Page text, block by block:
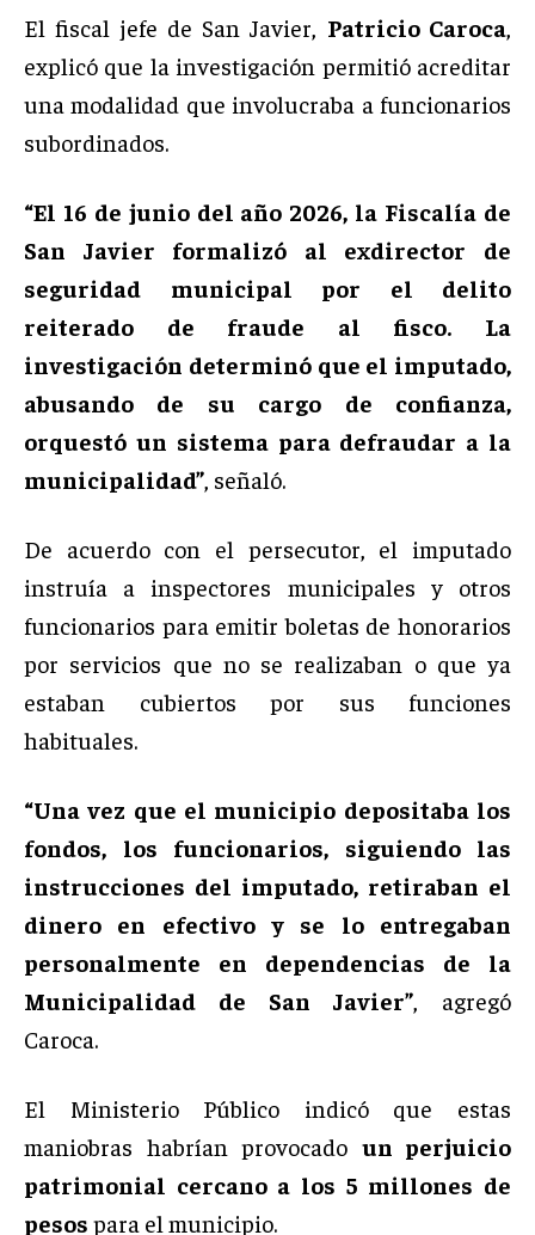
El fiscal jefe de San Javier, Patricio Caroca
explicó que la investigación permitió acreditar
una modalidad que involucraba a funcionarios
subordinados.
“El 16 de junio del año 2026, la Fiscalía de
San Javier formalizó al exdirector de
seguridad municipal por el delito
reiterado de fraude al fisco. La
investigación determinó que el imputado,
abusando de su cargo de confianza,
orquestó un sistema para defraudar a la
municipalidad” , señaló.
De acuerdo con el persecutor, el imputado
instruía a inspectores municipales y otros
funcionarios para emitir boletas de honorarios
por servicios que no se realizaban o que ya
estaban cubiertos por sus funciones
habituales.
“Una vez que el municipio depositaba los
fondos, los funcionarios, siguiendo las
instrucciones del imputado, retiraban el
dinero en efectivo y se lo entregaban
personalmente en dependencias de la
Municipalidad de San Javier” , agregó
Caroca.
El Ministerio Público indicó que estas
maniobras habrían provocado un perjuicio
patrimonial cercano a los 5 millones de
pesos para el municipio.